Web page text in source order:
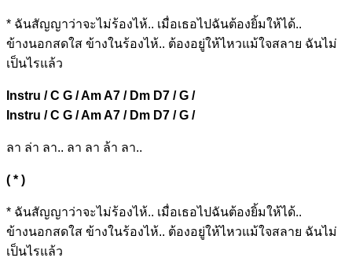
* ฉันสัญญาว่าจะไม่ร้องไห้.. เมื่อเธอไปฉันต้องยิ้มให้ได้..
ข้างนอกสดใส ข้างในร้องไห้.. ต้องอยู่ให้ไหวแม้ใจสลาย ฉันไม่
เป็นไรแล้ว
Instru / C G / Am A7 / Dm D7 / G /
Instru / C G / Am A7 / Dm D7 / G /
ลา ล่า ลา.. ลา ลา ล้า ลา..
( * )
* ฉันสัญญาว่าจะไม่ร้องไห้.. เมื่อเธอไปฉันต้องยิ้มให้ได้..
ข้างนอกสดใส ข้างในร้องไห้.. ต้องอยู่ให้ไหวแม้ใจสลาย ฉันไม่
เป็นไรแล้ว